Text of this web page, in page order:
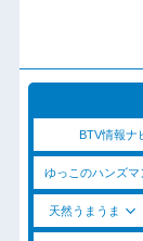
BTV情報ナ
ゆっこのハンズマ
天然うまうま